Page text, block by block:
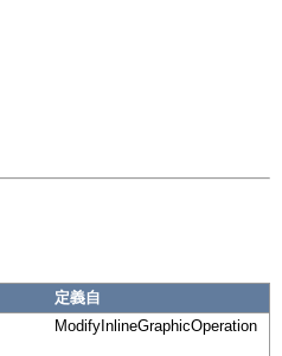
定義自
ModifyInlineGraphicOperation